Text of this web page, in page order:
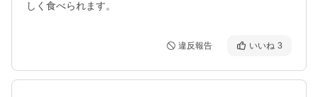
しく食べられます。
違反報告 いいね 3